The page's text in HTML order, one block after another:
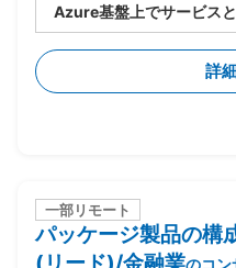
Azure基盤上でサービス
るPJ
・既存アーキテクチャ
つ、Azure基盤への移行
・企画構想フェーズは完
成・サービス設計を実施
・フェーズ前半〜中盤中
んだアサインとなる可能性
詳
一部リモート
パッケージ製品の構
のコン